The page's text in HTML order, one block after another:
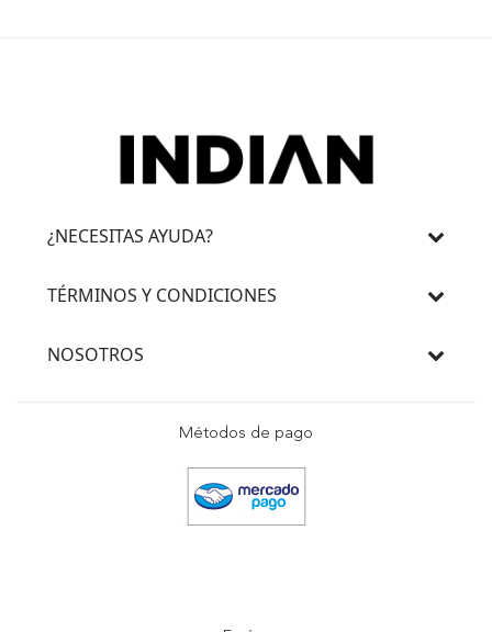
¿NECESITAS AYUDA?
TÉRMINOS Y CONDICIONES
NOSOTROS
Métodos de pago